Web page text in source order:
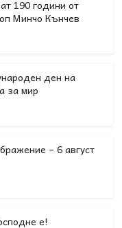
190 години от
Минчо Кънчев
ден на
за мир
– 6 август
е!